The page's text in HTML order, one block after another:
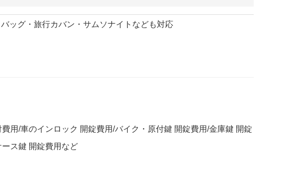
ッグ・旅行カバン・サムソナイトなども対応
用/車のインロック 開錠費用/バイク・原付鍵 開錠費用/金庫鍵 開錠
ス鍵 開錠費用など